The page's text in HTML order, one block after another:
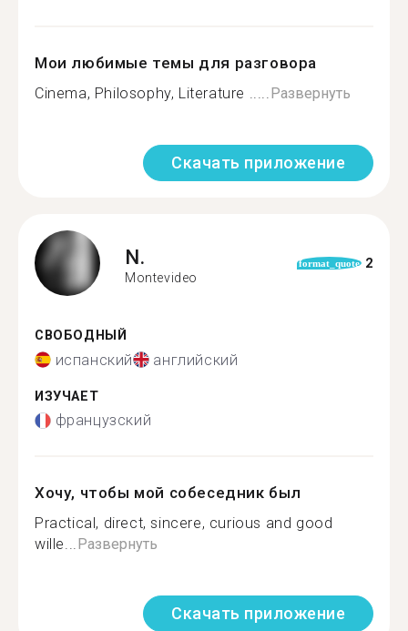
Мои любимые темы для разговора
Cinema, Philosophy, Literature .....Развернуть
Скачать приложение
N.
Montevideo
format_quote 2
СВОБОДНЫЙ
испанский английский
ИЗУЧАЕТ
французский
Хочу, чтобы мой собеседник был
Practical, direct, sincere, curious and good
wille...Развернуть
Скачать приложение